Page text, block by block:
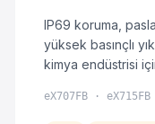
IP69 koruma,
yüksek basınçlı
kimya endüstrisi
eX707FB · eX715FB